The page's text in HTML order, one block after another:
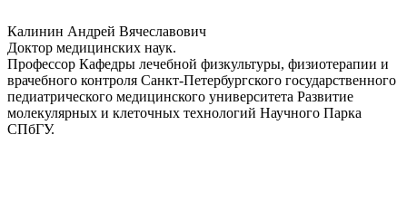
Калинин Андрей Вячеславович
Доктор медицинских наук.
Профессор Кафедры лечебной физкультуры, физиотерапии и
врачебного контроля Санкт-Петербургского государственного
педиатрического медицинского университета Развитие
молекулярных и клеточных технологий Научного Парка
СПбГУ.